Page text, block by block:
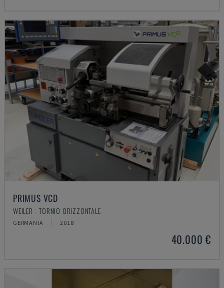
PRIMUS VCD
WEILER - TORNIO ORIZZONTALE
GERMANIA 2018
40.000 €